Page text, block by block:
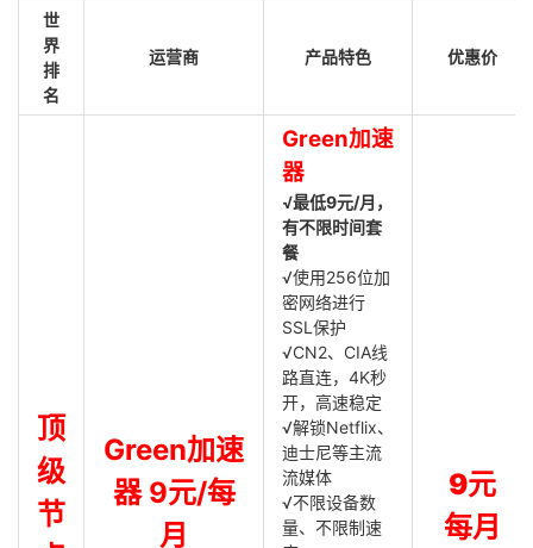
世
界
排
名
运营商 产品特色 优惠价
顶
级
节
Green加速
器 9元/每
月
Green加速
器
√最低9元/月，
有不限时间套
餐
√使用256位加
密网络进行
SSL保护
√CN2、CIA线
路直连，4K秒
开，高速稳定
√解锁Netflix、
迪士尼等主流
流媒体
√不限设备数
量、不限制速
9元
每月